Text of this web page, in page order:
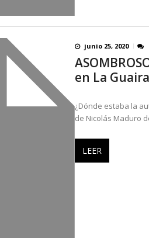
junio 25, 2020
en La Guaira
¿Dónde estaba la
de Nicolás Maduro
LEER